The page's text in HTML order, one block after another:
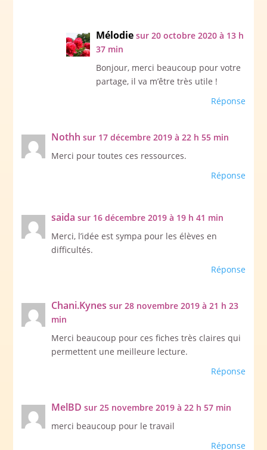
Mélodie sur 20 octobre 2020 à 13 h
37 min
Bonjour, merci beaucoup pour votre
partage, il va m’être très utile !
Réponse
Nothh sur 17 décembre 2019 à 22 h 55 min
Merci pour toutes ces ressources.
Réponse
saida sur 16 décembre 2019 à 19 h 41 min
Merci, l’idée est sympa pour les élèves en
difficultés.
Réponse
Chani.Kynes sur 28 novembre 2019 à 21 h 23
min
Merci beaucoup pour ces fiches très claires qui
permettent une meilleure lecture.
Réponse
MelBD sur 25 novembre 2019 à 22 h 57 min
merci beaucoup pour le travail
Réponse